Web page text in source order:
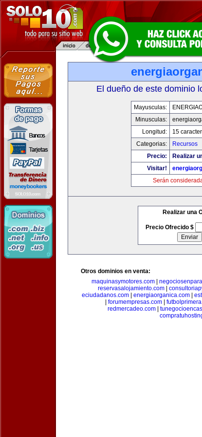
El dueño de este dominio
Mayusculas:
Minusculas:
Longitud:
15
Categorias:
Recursos
Precio:
Realizar
Visitar!
Serán
Realizar una
Precio Ofrecido $
Otros dominios en venta:
maquinasymotores.com|
reservasalojamiento.com
eciudadanos.com| energiaorganica.com|
forumempresas.com
redmercadeo.com|